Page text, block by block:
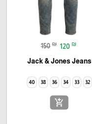
150 ₪ 120 ₪
Jack & Jones Jeans
32
33
34
36
38
40
add_shopping_cart